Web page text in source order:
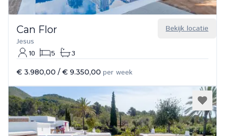
Bekijk locatie
Can Flor
Jesus
10
5 3
€ 3.980,00 / € 9.350,00 per week